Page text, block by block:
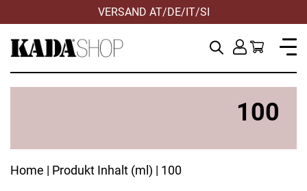
VERSAND AT/DE/IT/SI
100
Home | Produkt Inhalt (ml) | 100